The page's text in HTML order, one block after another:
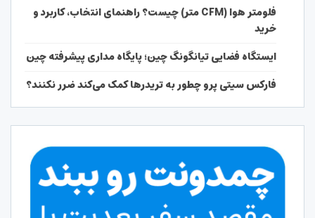
فلومتر هوا (CFM متر) چیست؟ راهنمای انتخاب، کاربرد و
خرید
ایستگاه فضایی تیانگونگ چین؛ پایگاه مداری پیشرفته چین
فارکس سیتی پرو چطور به تریدرها کمک می‌کند ضرر نکنند؟